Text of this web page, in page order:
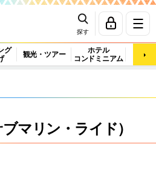
探す
グ
観光・ツアー
ホテル
コンドミニアム
マッ
マリン・ライド）